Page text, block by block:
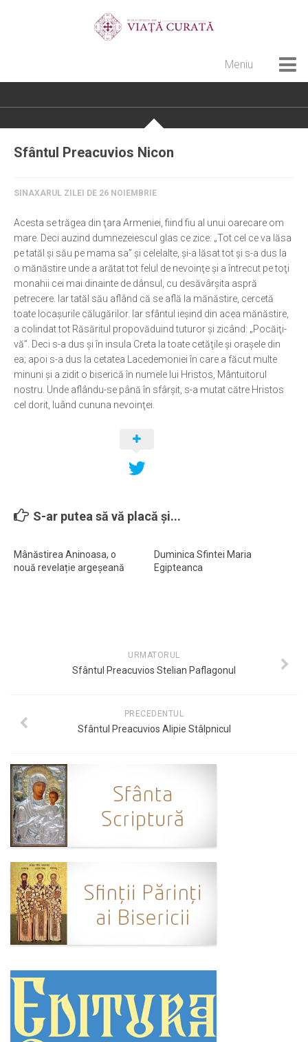
Meniu
Pateric Atonit
Cenaclu creștin
Noi și Biserica
Rânduieli liturgice
Predici și cateheze
Pelerinaje
Ortodox în diaspora
Evenimente
Biserici și mănăstiri
Viață curată
Gadgeturi cu două tăișuri
Interviuri
Sfântul Preacuvios Nicon
SINAXARUL ZILEI DE 26 NOIEMBRIE
Acesta se trăgea din ţara Armeniei, fiind fiu al unui oarecare om
mare. Deci auzind dumnezeiescul glas ce zice: „Tot cel ce va lăsa
pe tatăl şi său pe mama sa” şi celelalte, şi-a lăsat tot şi s-a dus la
o mănăstire unde a arătat tot felul de nevoinţe şi a întrecut pe toţi
monahii cei mai dinainte de dânsul, cu desăvârşita aspră
petrecere. Iar tatăl său aflând că se află la mănăstire, cercetă
toate locaşurile călugărilor. Iar sfântul ieşind din acea mănăstire,
a colindat tot Răsăritul propovăduind tuturor şi zicând: „Pocăiţi-
vă”. Deci s-a dus şi în insula Creta la toate cetăţile şi oraşele din
ea; apoi s-a dus la cetatea Lacedemoniei în care a făcut multe
minuni şi a zidit o biserică în numele lui Hristos, Mântuitorul
nostru. Unde aflându-se până în sfârşit, s-a mutat către Hristos
cel dorit, luând cununa nevoinţei.
S-ar putea să vă placă și...
Mânăstirea Aninoasa, o
nouă revelație argeșeană
Duminica Sfintei Maria
Egipteanca
URMATORUL
Sfântul Preacuvios Stelian Paflagonul
PRECEDENTUL
Sfântul Preacuvios Alipie Stâlpnicul